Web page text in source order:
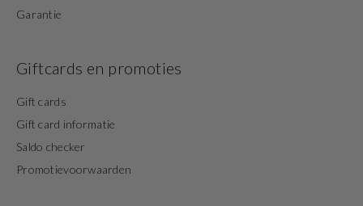
Garantie
Giftcards en promoties
Gift cards
Gift card informatie
Saldo checker
Promotievoorwaarden